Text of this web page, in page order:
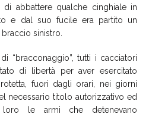
di abbattere qualche cinghiale in
e dal suo fucile era partito un
sinistro.
“bracconaggio”, tutti i cacciatori
di libertà per aver esercitato
fuori dagli orari, nei giorni
necessario titolo autorizzativo ed
loro le armi che detenevano